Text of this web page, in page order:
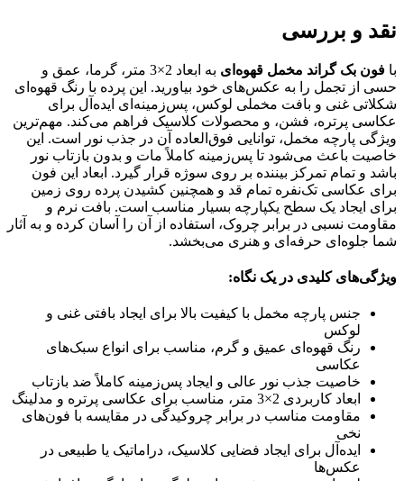
نقد و بررسی
با فون بک گراند مخمل قهوه‌ای به ابعاد 2×3
متر، گرما، عمق و
حسی از تجمل را به عکس‌های خود بیاورید. این پرده با رنگ قهوه‌ای
شکلاتی غنی و بافت مخملی لوکس، پس‌زمینه‌ای ایده‌آل برای
عکاسی پرتره، فشن، و محصولات کلاسیک فراهم می‌کند. مهم‌ترین
ویژگی پارچه مخمل، توانایی فوق‌العاده آن در جذب نور است. این
خاصیت باعث می‌شود تا پس‌زمینه کاملاً مات و بدون بازتاب نور
باشد و تمام تمرکز بیننده بر روی سوژه قرار گیرد. ابعاد این فون
برای عکاسی تک‌نفره تمام قد و همچنین کشیدن پرده روی زمین
برای ایجاد یک سطح یکپارچه بسیار مناسب است. بافت نرم و
مقاومت نسبی در برابر چروک، استفاده از آن را آسان کرده و به آثار
شما جلوه‌ای حرفه‌ای و هنری می‌بخشد.
ویژگی‌های کلیدی در یک نگاه:
جنس پارچه مخمل با کیفیت بالا برای ایجاد بافتی غنی و
لوکس
رنگ قهوه‌ای عمیق و گرم، مناسب برای انواع سبک‌های
عکاسی
خاصیت جذب نور عالی و ایجاد پس‌زمینه کاملاً ضد بازتاب
ابعاد کاربردی 2×3
متر، مناسب برای عکاسی پرتره و مدلینگ
مقاومت مناسب در برابر چروکیدگی در مقایسه با فون‌های
نخی
ایده‌آل برای ایجاد فضایی کلاسیک، دراماتیک یا طبیعی در
عکس‌ها